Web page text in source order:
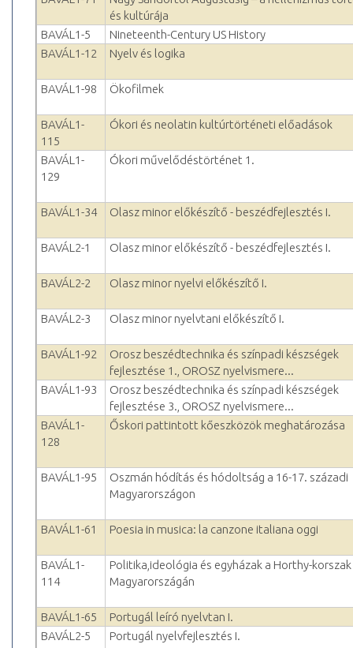
és kultúrája
BAVÁL1-5
Nineteenth-Century US History
BAVÁL1-12
Nyelv és logika
BAVÁL1-98 Ökofilmek
BAVÁL1-
115
Ókori és neolatin kultúrtörténeti előadások
BAVÁL1-
129
Ókori művelődéstörténet 1.
BAVÁL1-34 Olasz minor előkészítő - beszédfejlesztés I.
BAVÁL2-1 Olasz minor előkészítő - beszédfejlesztés I.
BAVÁL2-2 Olasz minor nyelvi előkészítő I.
BAVÁL2-3 Olasz minor nyelvtani előkészítő I.
BAVÁL1-92
Orosz beszédtechnika és színpadi készségek
fejlesztése 1., OROSZ nyelvismere...
BAVÁL1-93
Orosz beszédtechnika és színpadi készségek
fejlesztése 3., OROSZ nyelvismere...
BAVÁL1-
128
Őskori pattintott kőeszközök meghatározása
BAVÁL1-95
Oszmán hódítás és hódoltság a 16-17. századi
Magyarországon
BAVÁL1-61 Poesia in musica: la canzone italiana oggi
BAVÁL1-
114
Politika,ideológia és egyházak a Horthy-korszak
Magyarországán
BAVÁL1-65
Portugál leíró nyelvtan I.
BAVÁL2-5
Portugál nyelvfejlesztés I.